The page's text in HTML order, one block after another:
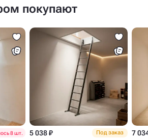
покупают
8 шт. 5 038 ₽ Под заказ
7